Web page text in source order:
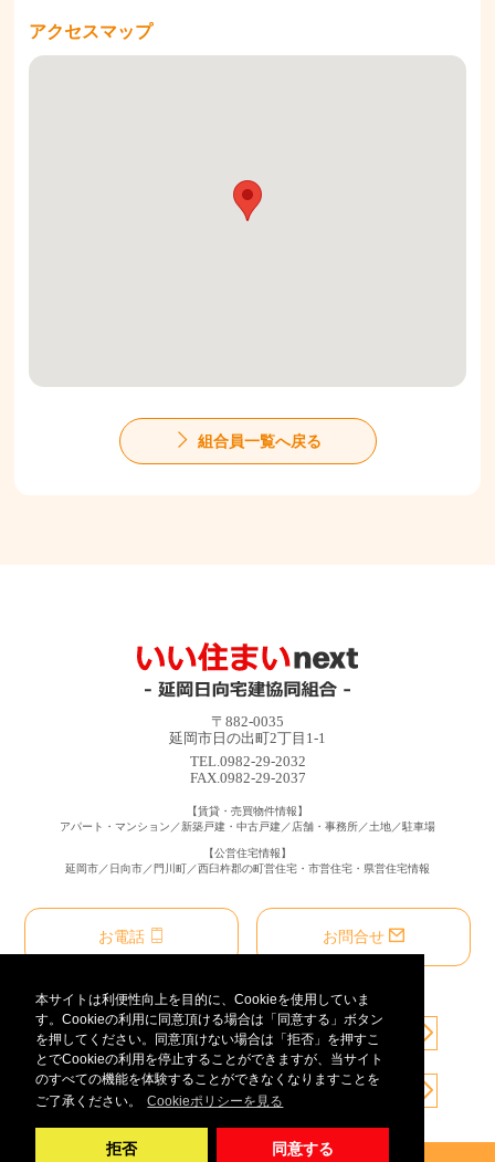
本サイトは利便性向上を目的に、Cookieを使用していま
す。Cookieの利用に同意頂ける場合は「同意する」ボタン
を押してください。同意頂けない場合は「拒否」を押すこ
とでCookieの利用を停止することができますが、当サイト
のすべての機能を体験することができなくなりますことを
ご了承ください。
Cookieポリシーを見る
拒否 同意する
アクセスマップ
組合員一覧へ戻る
〒882-0035
延岡市日の出町2丁目1-1
TEL.0982-29-2032
FAX.0982-29-2037
【賃貸・売買物件情報】
アパート・マンション／新築戸建・中古戸建／店舗・事務所／土地／駐車場
【公営住宅情報】
延岡市／日向市／門川町／西臼杵郡の町営住宅・市営住宅・県営住宅情報
お電話 お問合せ